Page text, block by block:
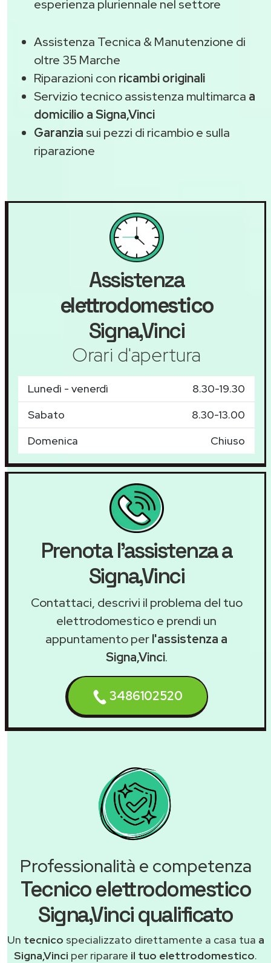
esperienza pluriennale nel settore
Assistenza Tecnica & Manutenzione di
oltre 35 Marche
Riparazioni con ricambi originali
Servizio tecnico assistenza multimarca a
domicilio a Signa,Vinci
Garanzia sui pezzi di ricambio e sulla
riparazione
Assistenza
elettrodomestico
Signa,Vinci
Orari d'apertura
Lunedì - venerdì
8.30-19.30
Sabato
8.30-13.00
Domenica
Chiuso
Prenota l'assistenza a
Signa,Vinci
Contattaci, descrivi il problema del tuo
elettrodomestico e prendi un
appuntamento perl'assistenza a
Signa,Vinci.
3486102520
Professionalità e competenza
Tecnico elettrodomestico
Signa,Vinci qualificato
Un tecnico specializzato direttamente a casa tua a
Signa,Vinci per riparare il tuo elettrodomestico.